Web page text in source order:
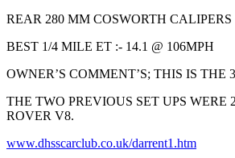
REAR 280 MM COSWORTH CALIPERS
BEST 1/4 MILE ET :- 14.1 @ 106MPH
OWNER’S COMMENT’S; THIS IS THE
THE TWO PREVIOUS SET UPS WERE
ROVER V8.
www.dhsscarclub.co.uk/darrent1.htm